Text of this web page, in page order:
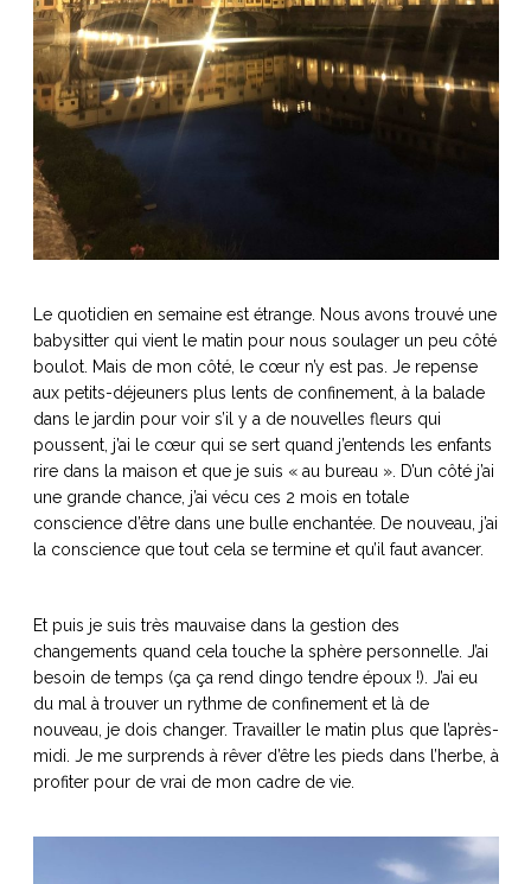
Le quotidien en semaine est étrange. Nous avons trouvé une
babysitter qui vient le matin pour nous soulager un peu côté
boulot. Mais de mon côté, le cœur n’y est pas. Je repense
aux petits-déjeuners plus lents de confinement, à la balade
dans le jardin pour voir s’il y a de nouvelles fleurs qui
poussent, j’ai le cœur qui se sert quand j’entends les enfants
rire dans la maison et que je suis « au bureau ». D’un côté j’ai
une grande chance, j’ai vécu ces 2 mois en totale
conscience d’être dans une bulle enchantée. De nouveau, j’ai
la conscience que tout cela se termine et qu’il faut avancer.
Et puis je suis très mauvaise dans la gestion des
changements quand cela touche la sphère personnelle. J’ai
besoin de temps (ça ça rend dingo tendre époux !). J’ai eu
du mal à trouver un rythme de confinement et là de
nouveau, je dois changer. Travailler le matin plus que l’après-
midi. Je me surprends à rêver d’être les pieds dans l’herbe, à
profiter pour de vrai de mon cadre de vie.